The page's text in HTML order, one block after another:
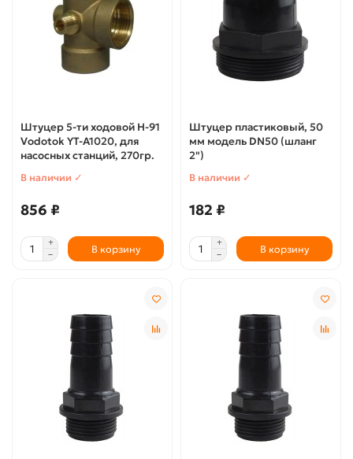
Штуцер 5-ти ходовой H-91
Vodotok YT-А1020, для
насосных станций, 270гр.
В наличии ✓
856 ₽
В корзину
Штуцер пластиковый, 50
мм модель DN50 (шланг
2")
В наличии ✓
182 ₽
В корзину